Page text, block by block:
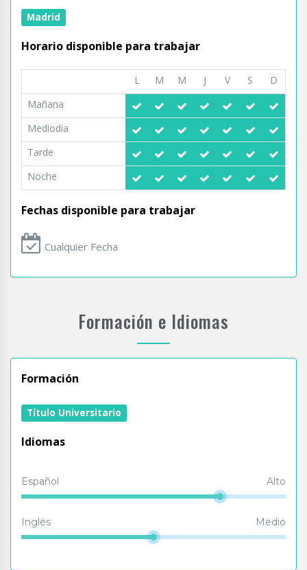
Madrid
Horario disponible para trabajar
L M M J V S
D
Mañana
Mediodia
Tarde
Noche
Fechas disponible para trabajar
Cualquier Fecha
Formación e Idiomas
Formación
Título Universitario
Idiomas
Español Alto
Inglés Medio